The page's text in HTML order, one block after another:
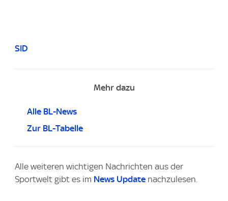
SID
Mehr dazu
Alle BL-News
Zur BL-Tabelle
Alle weiteren wichtigen Nachrichten aus der
Sportwelt gibt es im News Update nachzulesen.